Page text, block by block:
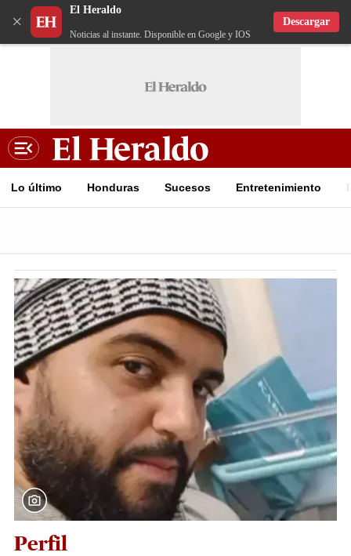
×
El Heraldo
Noticias al instante. Disponible en Google y IOS
Descargar
Lo último Honduras Sucesos Entretenimiento
Perfil